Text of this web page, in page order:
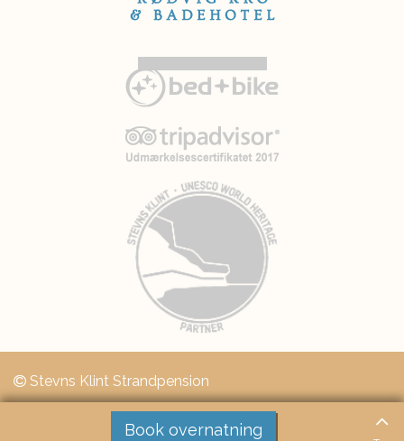
Stevns Klint Strandpension
Book overnatning